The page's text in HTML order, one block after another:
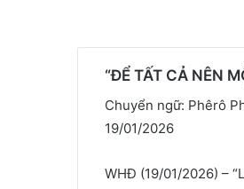
“ĐỂ TẤT CẢ NÊN
Chuyển ngữ: Phêrô
19/01/2026
WHĐ (19/01/2026) –